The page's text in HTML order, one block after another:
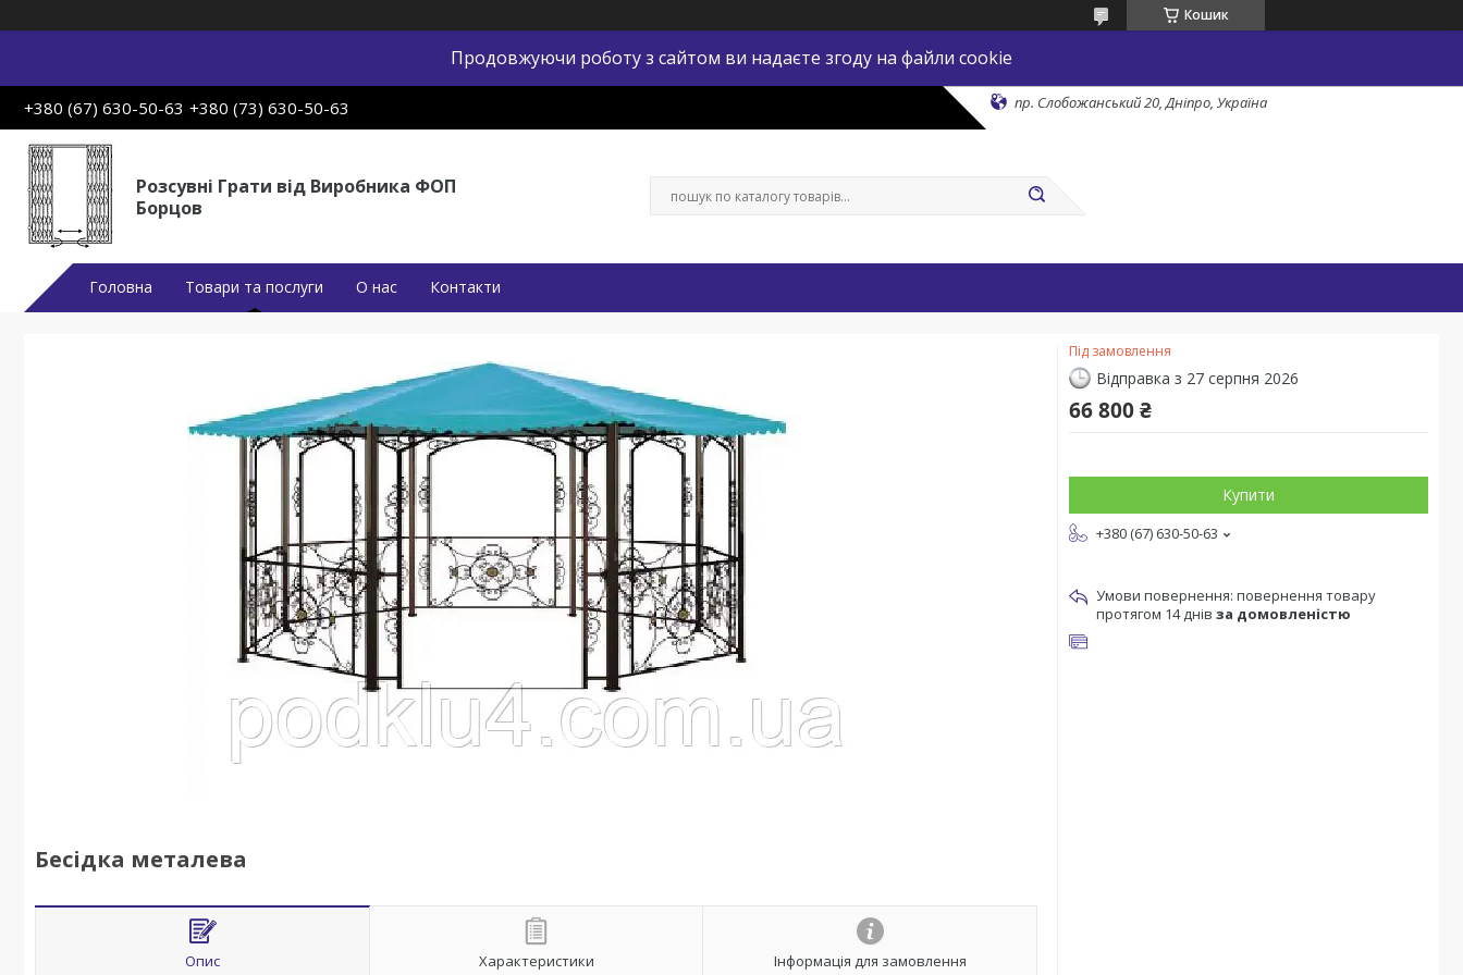
Кошик
Продовжуючи роботу з сайтом ви надаєте згоду на файли cookie
+380 (67) 630-50-63 +380 (73) 630-50-63 пр. Слобожанський 20, Дніпро, Україна
Розсувні Грати від Виробника ФОП
Борцов
Головна Товари та послуги О нас Контакти
Бесідка металева
Опис Характеристики Інформація для замовлення
Під замовлення
Відправка з 27 серпня 2026
66 800 ₴
Купити
+380 (67) 630-50-63
повернення товару
протягом 14 днів за домовленістю